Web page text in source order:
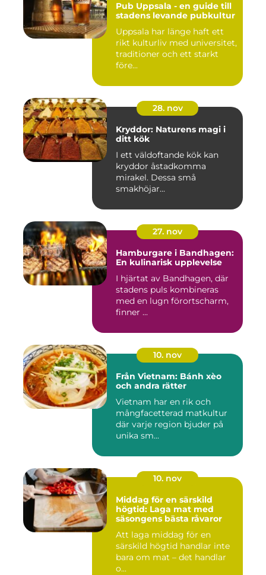
Pub Uppsala - en guide till
stadens levande pubkultur
Uppsala har länge haft ett
rikt kulturliv med universitet,
traditioner och ett starkt
före...
28. nov
Kryddor: Naturens magi i
ditt kök
I ett väldoftande kök kan
kryddor åstadkomma
mirakel. Dessa små
smakhöjar...
27. nov
Hamburgare i Bandhagen:
En kulinarisk upplevelse
I hjärtat av Bandhagen, där
stadens puls kombineras
med en lugn förortscharm,
finner ...
10. nov
Från Vietnam: Bánh xèo
och andra rätter
Vietnam har en rik och
mångfacetterad matkultur
där varje region bjuder på
unika sm...
10. nov
Middag för en särskild
högtid: Laga mat med
säsongens bästa råvaror
Att laga middag för en
särskild högtid handlar inte
bara om mat – det handlar
o...